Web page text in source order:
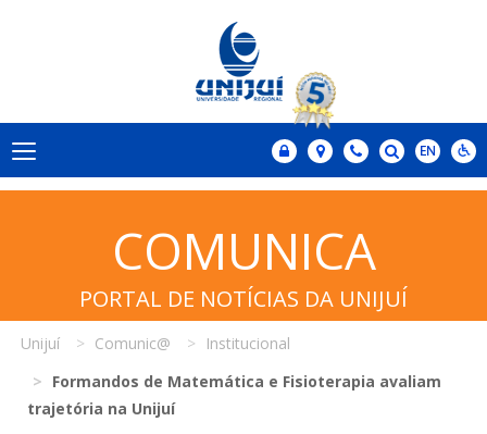
COMUNICA
PORTAL DE NOTÍCIAS DA UNIJUÍ
Unijuí Comunic@
Institucional
Formandos de Matemática e Fisioterapia avaliam
trajetória na Unijuí